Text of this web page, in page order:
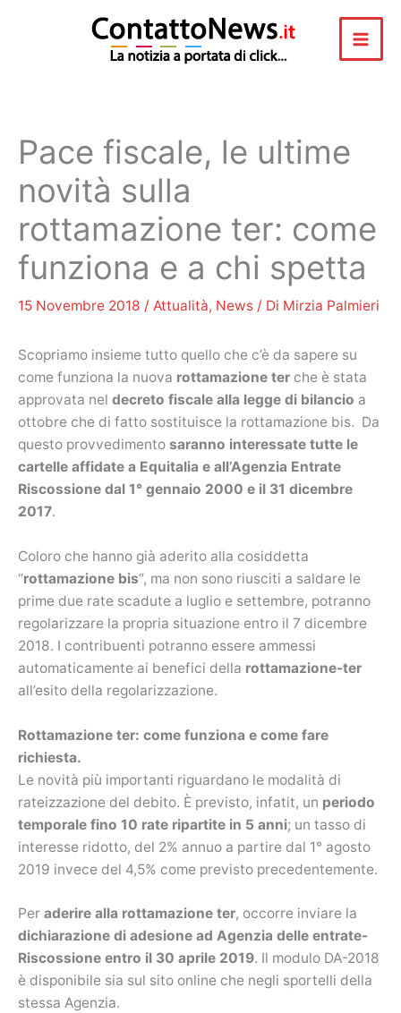
Pace fiscale, le ultime
novità sulla
rottamazione ter: come
funziona e a chi spetta
15 Novembre 2018 / Attualità, News / Di Mirzia Palmieri
Scopriamo insieme tutto quello che c’è da sapere su
come funziona la nuova rottamazione ter che è stata
approvata nel decreto fiscale alla legge di bilancio a
ottobre che di fatto sostituisce la rottamazione bis. Da
questo provvedimento saranno interessate tutte le
cartelle affidate a Equitalia e all’Agenzia Entrate
Riscossione dal 1° gennaio 2000 e il 31 dicembre
2017.
Coloro che hanno già aderito alla cosiddetta
“rottamazione bis“, ma non sono riusciti a saldare le
prime due rate scadute a luglio e settembre, potranno
regolarizzare la propria situazione entro il 7 dicembre
2018. I contribuenti potranno essere ammessi
automaticamente ai benefici della rottamazione-ter
all’esito della regolarizzazione.
Rottamazione ter: come funziona e come fare
richiesta.
Le novità più importanti riguardano le modalità di
rateizzazione del debito. È previsto, infatit, un periodo
temporale fino 10 rate ripartite in 5 anni; un tasso di
interesse ridotto, del 2% annuo a partire dal 1° agosto
2019 invece del 4,5% come previsto precedentemente.
Per aderire alla rottamazione ter, occorre inviare la
dichiarazione di adesione ad Agenzia delle entrate-
Riscossione entro il 30 aprile 2019. Il modulo DA-2018
è disponibile sia sul sito online che negli sportelli della
stessa Agenzia.